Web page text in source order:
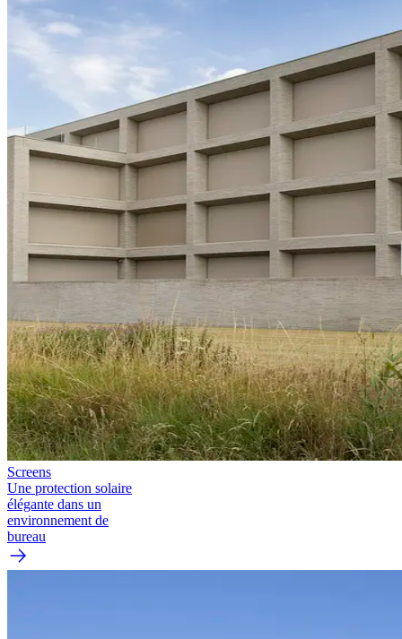
Screens
Une protection solaire
élégante dans un
environnement de
bureau